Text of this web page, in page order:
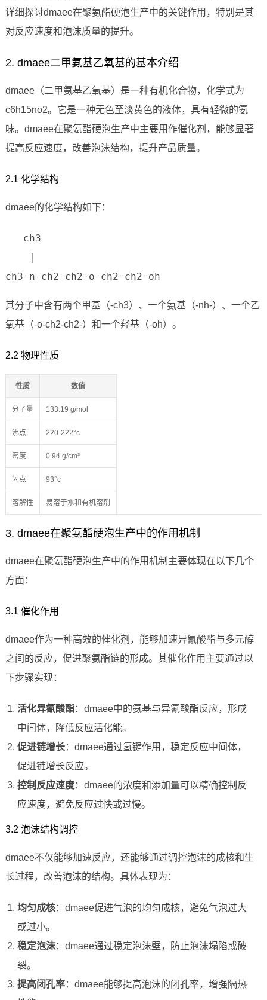
详细探讨dmaee在聚氨酯硬泡生产中的关键作用，特别是其
对反应速度和泡沫质量的提升。
2. dmaee二甲氨基乙氧基的基本介绍
dmaee（二甲氨基乙氧基）是一种有机化合物，化学式为
c6h15no2。它是一种无色至淡黄色的液体，具有轻微的氨
味。dmaee在聚氨酯硬泡生产中主要用作催化剂，能够显著
提高反应速度，改善泡沫结构，提升产品质量。
2.1 化学结构
dmaee的化学结构如下：
ch3-n-ch2-ch2-o-ch2-ch2-oh
其分子中含有两个甲基（-ch3）、一个氨基（-nh-）、一个乙
氧基（-o-ch2-ch2-）和一个羟基（-oh）。
2.2 物理性质
性质 数值
分子量 133.19 g/mol
沸点 220-222°c
密度 0.94 g/cm³
闪点 93°c
溶解性 易溶于水和有机溶剂
3. dmaee在聚氨酯硬泡生产中的作用机制
dmaee在聚氨酯硬泡生产中的作用机制主要体现在以下几个
方面：
3.1 催化作用
dmaee作为一种高效的催化剂，能够加速异氰酸酯与多元醇
之间的反应，促进聚氨酯链的形成。其催化作用主要通过以
下步骤实现：
活化异氰酸酯：dmaee中的氨基与异氰酸酯反应，形成
中间体，降低反应活化能。
促进链增长：dmaee通过氢键作用，稳定反应中间体，
促进链增长反应。
控制反应速度：dmaee的浓度和添加量可以精确控制反
应速度，避免反应过快或过慢。
3.2 泡沫结构调控
dmaee不仅能够加速反应，还能够通过调控泡沫的成核和生
长过程，改善泡沫的结构。具体表现为：
均匀成核：dmaee促进气泡的均匀成核，避免气泡过大
或过小。
稳定泡沫：dmaee通过稳定泡沫壁，防止泡沫塌陷或破
裂。
提高闭孔率：dmaee能够提高泡沫的闭孔率，增强隔热